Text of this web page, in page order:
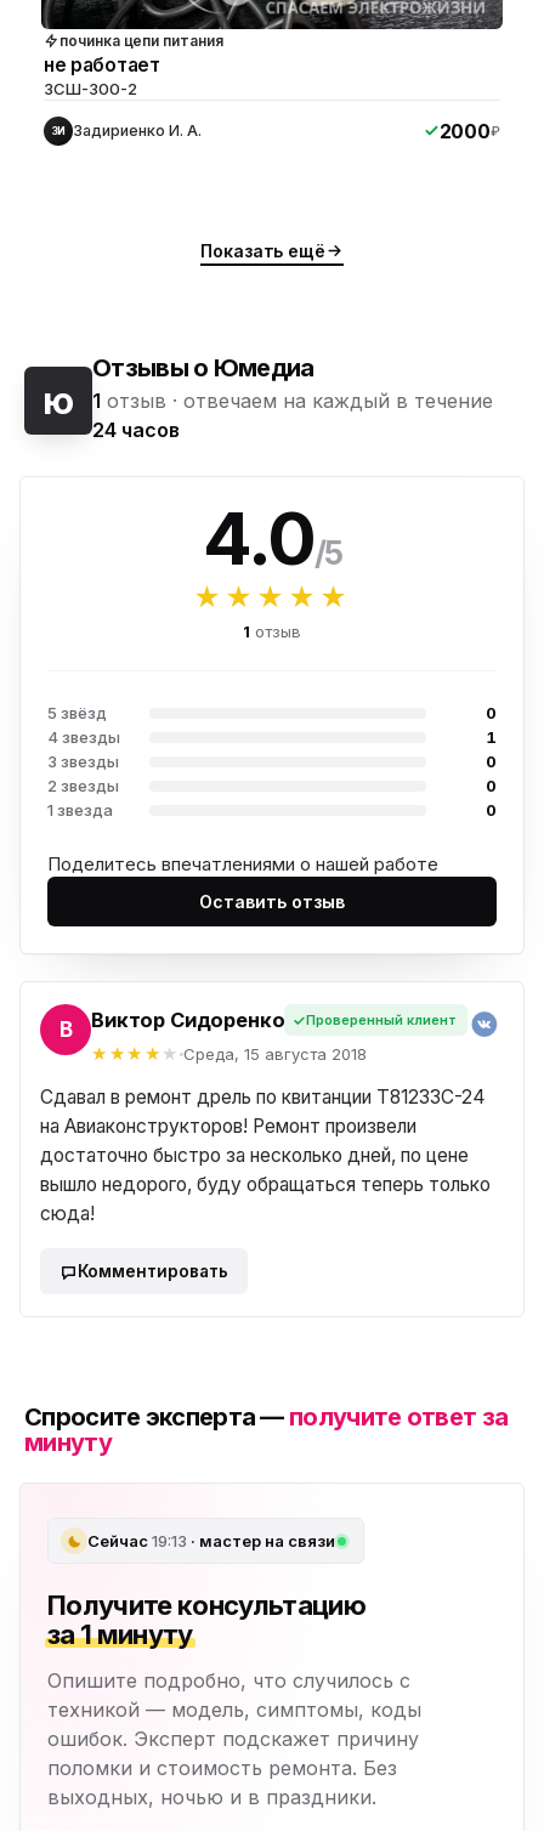
починка цепи питания
не работает
ЗСШ-300-2
ЗИ Задириенко И. А. 2000₽
Показать ещё
ю
Отзывы о Юмедиа
1 отзыв · отвечаем на каждый в течение
24 часов
4.0/5
★★★★★
1 отзыв
5 звёзд
0
4 звезды
1
3 звезды
0
2 звезды
0
1 звезда
0
Поделитесь впечатлениями о нашей работе
Оставить отзыв
Виктор Сидоренко Проверенный клиент
Среда, 15 августа 2018
Сдавал в ремонт дрель по квитанции T81233C-24
на Авиаконструкторов! Ремонт произвели
достаточно быстро за несколько дней, по цене
вышло недорого, буду обращаться теперь только
сюда!
Комментировать
Спросите эксперта — получите ответ за
минуту
Сейчас19:13 · мастер на связи
Получите консультацию
за 1 минуту
Опишите подробно, что случилось с
техникой — модель, симптомы, коды
ошибок. Эксперт подскажет причину
поломки и стоимость ремонта. Без
выходных, ночью и в праздники.